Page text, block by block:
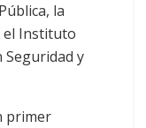
la
el Instituto
Seguridad y
primer